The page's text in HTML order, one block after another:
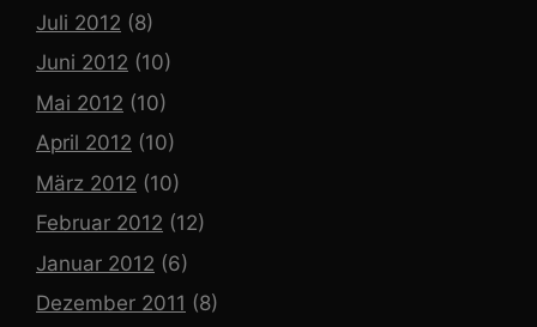
Juli 2012 (8)
Juni 2012 (10)
Mai 2012 (10)
April 2012 (10)
März 2012 (10)
Februar 2012 (12)
Januar 2012 (6)
Dezember 2011 (8)